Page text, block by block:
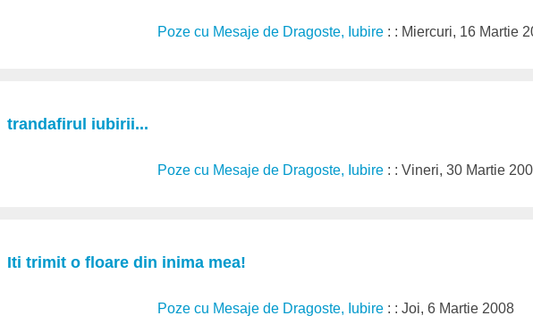
Poze cu Mesaje de Dragoste, Iubire : : Miercuri, 16 Martie
trandafirul iubirii...
Poze cu Mesaje de Dragoste, Iubire : : Vineri, 30 Martie
Iti trimit o floare din inima mea!
Poze cu Mesaje de Dragoste, Iubire : : Joi, 6 Martie 2008